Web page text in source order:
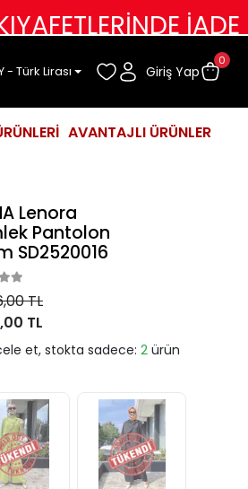
İADE DEĞİŞİM
- Türk Lirası Giriş Yap
0
AVANTAJLI ÜRÜNLER
Lenora
Pantolon
SD2520016
TL
TL
et, stokta sadece: 2 ürün